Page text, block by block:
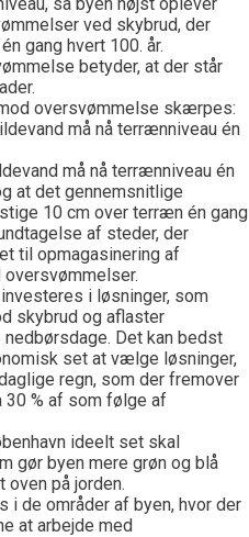
ved skybrud, der
gang hvert 100. år.
betyder, at der står
oversvømmelse skærpes:
må nå terrænniveau én
må nå terrænniveau én
at det gennemsnitlige
10 cm over terræn én gang
af steder, der
til opmagasinering af
i løsninger, som
skybrud og aflaster
Det kan bedst
set at vælge løsninger,
regn, som der fremover
% af som følge af
ideelt set skal
gør byen mere grøn og blå
oven på jorden.
i de områder af byen, hvor der
at arbejde med